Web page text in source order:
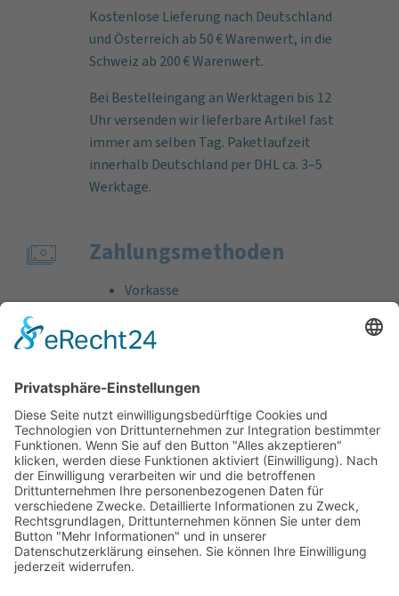
Kostenlose Lieferung nach Deutschland
und Österreich ab 50 € Warenwert, in die
Schweiz ab 200 € Warenwert.
Bei Bestelleingang an Werktagen bis 12
Uhr versenden wir lieferbare Artikel fast
immer am selben Tag. Paketlaufzeit
innerhalb Deutschland per DHL ca. 3–5
Werktage.
Zahlungs­methoden
Vorkasse
Bankeinzug
Kreditkarte (VISA & MasterCard)
Support
Kostenlose Beratung vor und nach dem
Kauf!
Qualität